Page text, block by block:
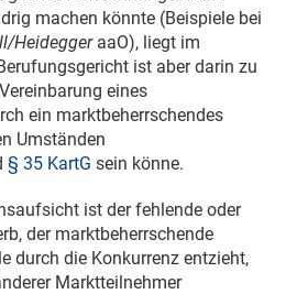
machen könnte (Beispiele bei
HeideggeraaO), liegt im
ist aber darin zu
eines
ein marktbeherrschendes
Umständen
§ 35 KartG sein könne.
ist der fehlende oder
der marktbeherrschende
durch die Konkurrenz entzieht,
Marktteilnehmer